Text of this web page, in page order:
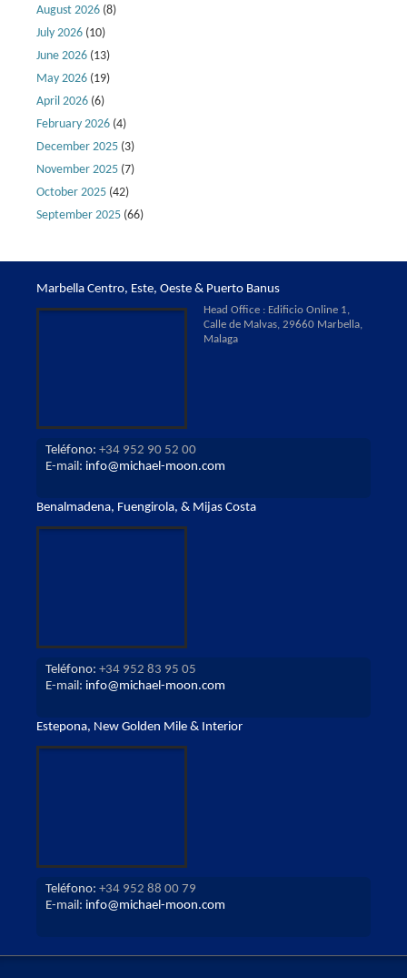
August 2026 (8)
July 2026 (10)
June 2026 (13)
May 2026 (19)
April 2026 (6)
February 2026 (4)
December 2025 (3)
November 2025 (7)
October 2025 (42)
September 2025 (66)
Marbella Centro, Este, Oeste & Puerto Banus
Head Office : Edificio Online 1,
Calle de Malvas, 29660 Marbella,
Malaga
Teléfono: +34 952 90 52 00
E-mail: info@michael-moon.com
Benalmadena, Fuengirola, & Mijas Costa
Teléfono: +34 952 83 95 05
E-mail: info@michael-moon.com
Estepona, New Golden Mile & Interior
Teléfono: +34 952 88 00 79
E-mail: info@michael-moon.com